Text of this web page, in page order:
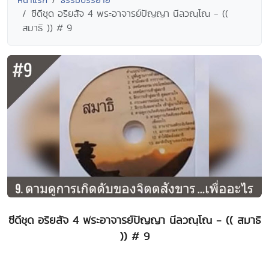
ซีดีชุด อริยสัจ 4 พระอาจารย์ปัญญา นีลวณฺโณ - ((
สมาธิ )) # 9
ซีดีชุด อริยสัจ 4 พระอาจารย์ปัญญา นีลวณฺโณ - (( สมาธิ
)) # 9